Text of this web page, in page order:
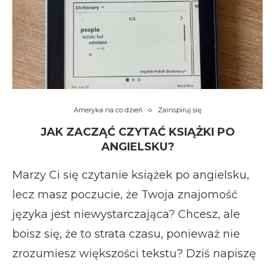
Ameryka na co dzień Zainspiruj się
JAK ZACZĄĆ CZYTAĆ KSIĄŻKI PO
ANGIELSKU?
Marzy Ci się czytanie książek po angielsku,
lecz masz poczucie, że Twoja znajomość
języka jest niewystarczająca? Chcesz, ale
boisz się, że to strata czasu, ponieważ nie
zrozumiesz większości tekstu? Dziś napiszę